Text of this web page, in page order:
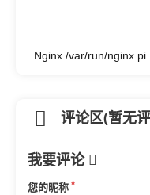
bool
}
int
{
评论区(暂无
我要评论
您的昵称